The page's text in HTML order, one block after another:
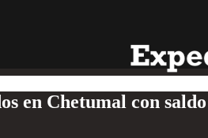
en Chetumal con